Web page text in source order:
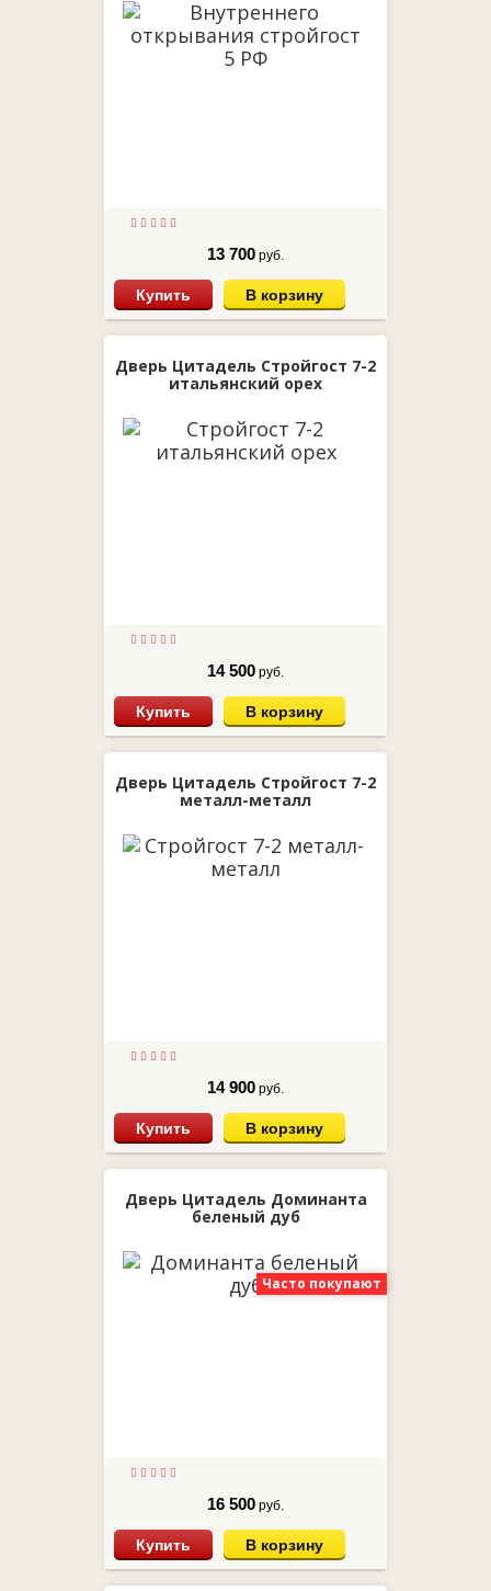
13 700 руб.
Купить В корзину
Дверь Цитадель Стройгост 7-2
итальянский орех
14 500 руб.
Купить В корзину
Дверь Цитадель Стройгост 7-2
металл-металл
14 900 руб.
Купить В корзину
Дверь Цитадель Доминанта
беленый дуб
Часто покупают
16 500 руб.
Купить В корзину